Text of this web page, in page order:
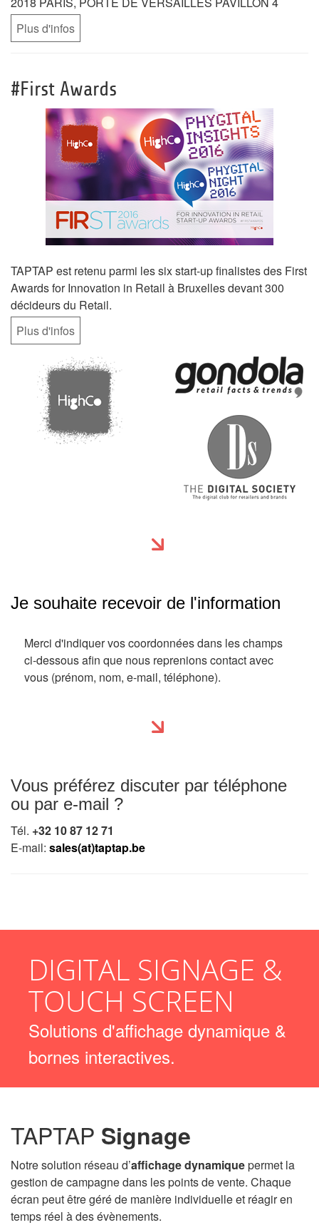
Plus d'infos
#First Awards
TAPTAP est retenu parmi les six start-up finalistes des First
Awards for Innovation in Retail à Bruxelles devant 300
décideurs du Retail.
Plus d'infos
Je souhaite recevoir de l'information
Merci d'indiquer vos coordonnées dans les champs
ci-dessous afin que nous reprenions contact avec
vous (prénom, nom, e-mail, téléphone).
Vous préférez discuter par téléphone
ou par e-mail ?
Tél. +32 10 87 12 71
E-mail: sales(at)taptap.be
DIGITAL SIGNAGE &
TOUCH SCREEN
Solutions d'affichage dynamique &
bornes interactives.
TAPTAP Signage
Notre solution réseau d’affichage dynamiquepermet la
gestion de campagne dans les points de vente. Chaque
écran peut être géré de manière individuelle et réagir en
temps réel à des évènements.